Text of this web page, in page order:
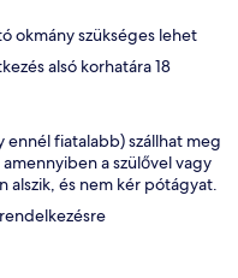
okmány szükséges lehet
alsó korhatára 18
ennél fiatalabb) szállhat meg
a szülővel vagy
alszik, és nem kér pótágyat.